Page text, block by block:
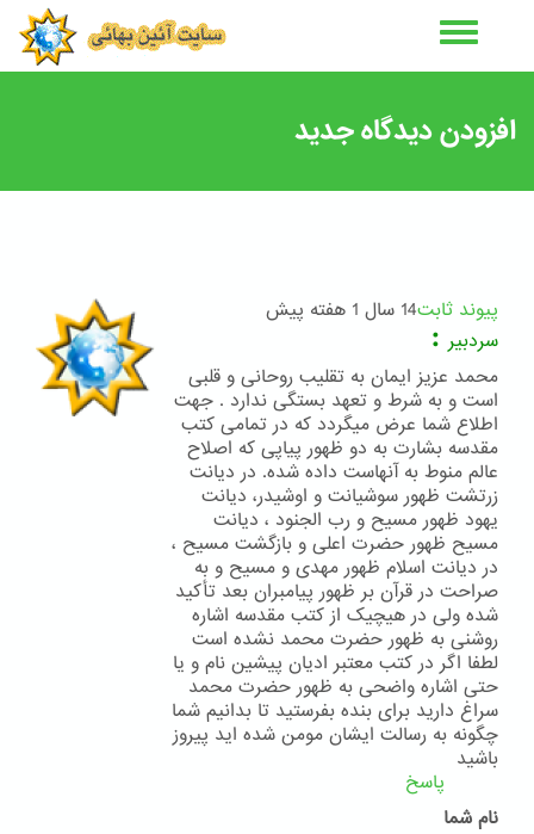
افزودن دیدگاه جدید
پیوند ثابت14 سال 1 هفته پیش
سردبیر:
محمد عزیز ایمان به تقلیب روحانی و قلبی
است و به شرط و تعهد بستگی ندارد . جهت
اطلاع شما عرض میگردد که در تمامی کتب
مقدسه بشارت به دو ظهور پیاپی که اصلاح
عالم منوط به آنهاست داده شده. در دیانت
زرتشت ظهور سوشیانت و اوشیدر، دیانت
یهود ظهور مسیح و رب الجنود ، دیانت
مسیح ظهور حضرت اعلی و بازگشت مسیح ،
در دیانت اسلام ظهور مهدی و مسیح و به
صراحت در قرآن بر ظهور پیامبران بعد تأکید
شده ولی در هیچیک از کتب مقدسه اشاره
روشنی به ظهور حضرت محمد نشده است
لطفا اگر در کتب معتبر ادیان پیشین نام و یا
حتی اشاره واضحی به ظهور حضرت محمد
سراغ دارید برای بنده بفرستید تا بدانیم شما
چگونه به رسالت ایشان مومن شده اید پیروز
باشید
پاسخ
نام شما